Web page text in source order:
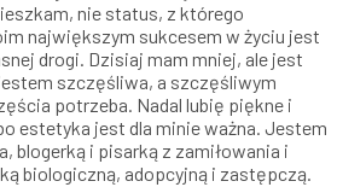
nie status, z którego
największym sukcesem w życiu jest
drogi. Dzisiaj mam mniej, ale jest
szczęśliwa, a szczęśliwym
potrzeba. Nadal lubię piękne i
estetyka jest dla minie ważna. Jestem
blogerką i pisarką z zamiłowania i
biologiczną, adopcyjną i zastępczą.